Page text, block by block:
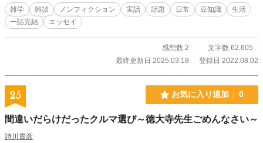
考書を読んだ方が時間を有効に使えます。 あくまで備忘録で
すので、雑学半分・無駄話半分というスタンスで書くつもり
です。 ゆっくり長く続けていきたいと思いますので、よろし
雑学 雑談 ノンフィクション 実話 話題 日常 豆知識
生活
一話完結
エッセイ
感想数 2
文字数 62,605
最終更新日 2025.03.18
登録日 2022.08.02
25 お気に入り追加 0
間違いだらけだったクルマ選び～徳大寺先生ごめんなさい～
詩川貴彦